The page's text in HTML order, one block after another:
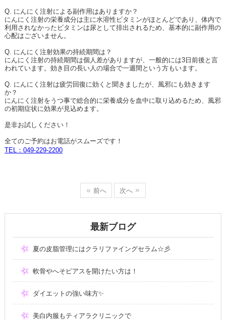
Q. にんにく注射による副作用はありますか？
にんにく注射の栄養成分は主に水溶性ビタミンがほとんどであり、体内で
利用されなかったビタミンは尿として排出されるため、基本的に副作用の
心配はございません。
Q. にんにく注射効果の持続期間は？
にんにく注射の持続期間は個人差がありますが、一般的には3日前後と言
われています。効き目の長い人の場合で一週間という方もいます。
Q. にんにく注射は疲労回復に効くと聞きましたが、風邪にも効きます
か？
にんにく注射をうつ事で総合的に栄養成分を血中に取り込めるため、風邪
の初期症状に効果が見込めます。
是非お試しください！
全てのご予約はお電話がスムーズです！
TEL： 049-229-2200
前へ 次へ
最新ブログ
夏の皮脂管理にはクラリファイングセラム☆彡
軟骨やへそピアスを開けたい方は！
ダイエットの強い味方✨
美白内服もティアラクリニックで